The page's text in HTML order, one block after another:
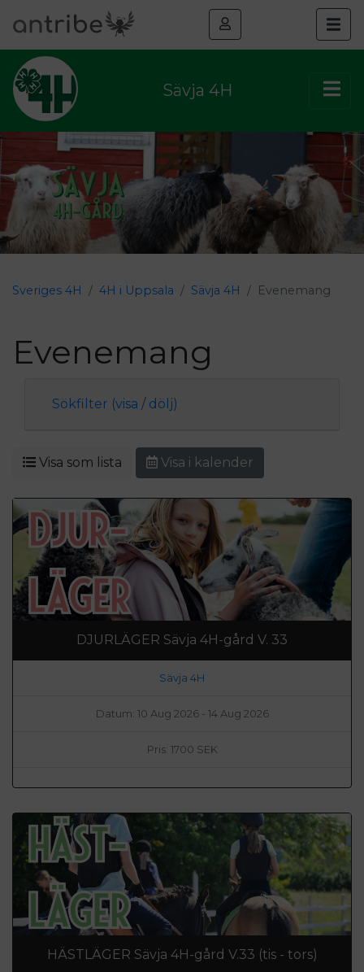
Sävja 4H
Sveriges 4H 4H i Uppsala Sävja 4H Evenemang
Evenemang
Sökfilter (visa / dölj)
Visa som lista Visa i kalender
DJURLÄGER Sävja 4H-gård V. 33
Sävja 4H
Datum: 10 Aug 2026 - 14 Aug 2026
Pris: 1700 SEK
HÄSTLÄGER Sävja 4H-gård V.33 (tis - tors)